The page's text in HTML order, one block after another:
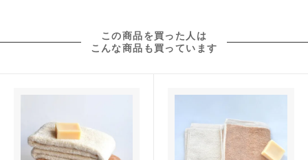
この商品を買った人は
こんな商品も買っています